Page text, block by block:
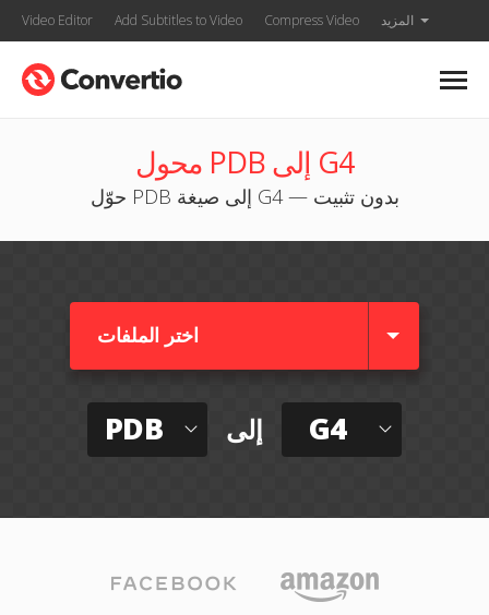
Video Editor Add Subtitles to Video Compress Video المزيد
محول PDB إلى G4
حوّل PDB إلى صيغة G4 — بدون تثبيت
اختر الملفات
PDB إلى G4